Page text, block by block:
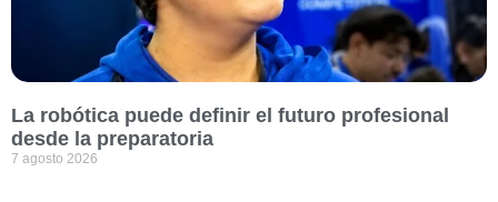
La robótica puede definir el futuro profesional
desde la preparatoria
7 agosto 2026